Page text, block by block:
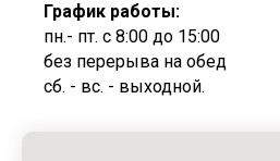
График работы:
пн.- пт. с 8:00 до 15:00
без перерыва на обед
cб. - вс. - выходной.